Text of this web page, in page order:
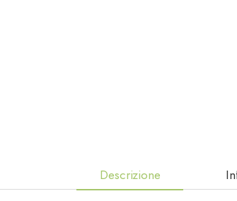
Descrizione